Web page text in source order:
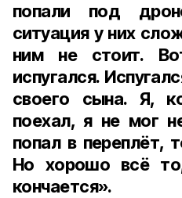
попали под
ситуация у них
ним не стоит.
испугался.
своего сына. Я,
поехал, я не мог
попал в переплёт,
Но хорошо всё
кончается».